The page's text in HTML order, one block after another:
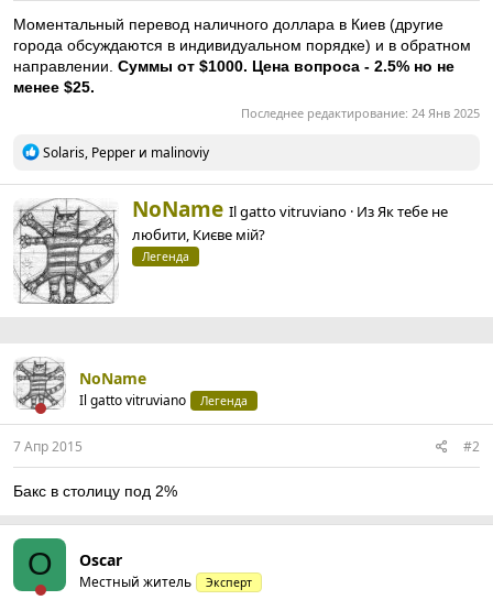
Моментальный перевод наличного доллара в Киев (другие
города обсуждаются в индивидуальном порядке) и в обратном
направлении. Суммы от $1000. Цена вопроса - 2.5% но не
менее $25.
Последнее редактирование: 24 Янв 2025
Р
а
к
ц
и
и
:
Solaris, Pepper и malinoviy
А
в
т
о
NoName Il gatto vitruviano · ИзЯк тебе не
любити, Києве мій?
Легенда
NoName
Il gatto vitruviano Легенда
7 Апр 2015 #2
Бакс в столицу под 2%
O Oscar
Местный житель Эксперт